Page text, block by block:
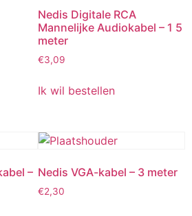
Nedis Digitale RCA
Mannelijke Audiokabel – 1 5
meter
€3,09
Ik wil bestellen
– Nedis VGA-kabel – 3 meter
€2,30